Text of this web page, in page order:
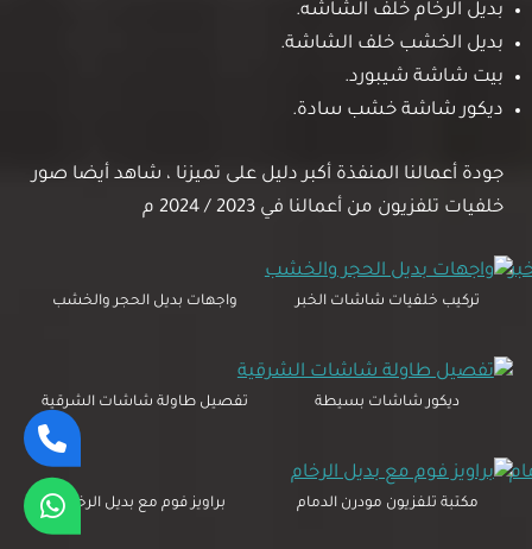
بديل الرخام خلف الشاشه.
بديل الخشب خلف الشاشة.
بيت شاشة شيبورد.
ديكور شاشة خشب سادة.
جودة أعمالنا المنفذة أكبر دليل على تميزنا ، شاهد أيضا صور
خلفيات تلفزيون من أعمالنا في 2023 / 2024 م
تركيب خلفيات شاشات الخبر واجهات بديل الحجر والخشب
ديكور شاشات بسيطة تفصيل طاولة شاشات الشرقية
مكتبة تلفزيون مودرن الدمام براويز فوم مع بديل الرخام